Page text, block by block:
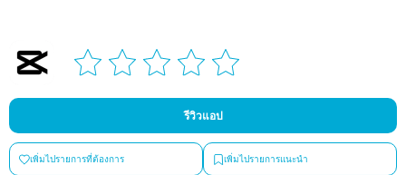
รีวิวแอป
เพิ่มไปรายการที่ต้องการ เพิ่มไปรายการแนะนำ